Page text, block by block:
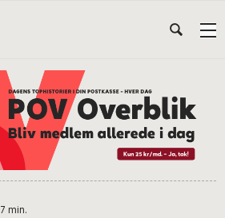
7 min.